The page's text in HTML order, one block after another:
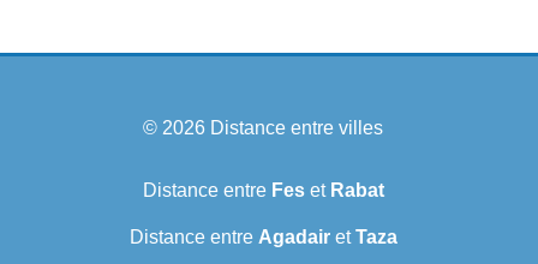
© 2026 Distance entre villes
Distance entre Feset Rabat
Distance entre AgadairetTaza